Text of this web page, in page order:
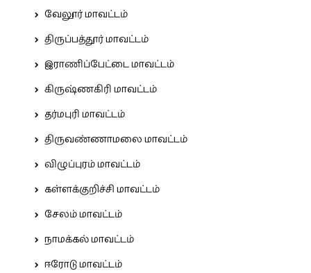
வேலூர் மாவட்டம்
திருப்பத்தூர் மாவட்டம்
இராணிப்பேட்டை மாவட்டம்
கிருஷ்ணகிரி மாவட்டம்
தர்மபுரி மாவட்டம்
திருவண்ணாமலை மாவட்டம்
விழுப்புரம் மாவட்டம்
கள்ளக்குறிச்சி மாவட்டம்
சேலம் மாவட்டம்
நாமக்கல் மாவட்டம்
ஈரோடு மாவட்டம்